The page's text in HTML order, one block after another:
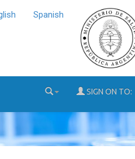
Spanish
SIGN ON TO: